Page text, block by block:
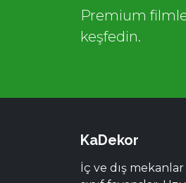
Premium
keşfedin.
KaDekor
İç ve dış